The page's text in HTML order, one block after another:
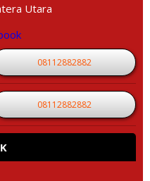
Utara
08112882882
08112882882